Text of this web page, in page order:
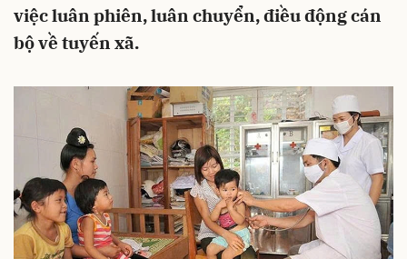
việc luân phiên, luân chuyển, điều động cán
bộ về tuyến xã.